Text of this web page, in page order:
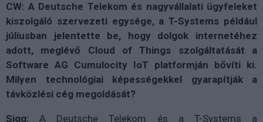
CW: A Deutsche Telekom és nagyvállalati ügyfeleket
kiszolgáló szervezeti egysége, a T-Systems például
júliusban jelentette be, hogy dolgok internetéhez
adott, meglévő Cloud of Things szolgáltatását a
Software AG Cumulocity IoT platformján bővíti ki.
Milyen technológiai képességekkel gyarapítják a
távközlési cég megoldását?
Sigg: A Deutsche Telekom és a T-Systems a